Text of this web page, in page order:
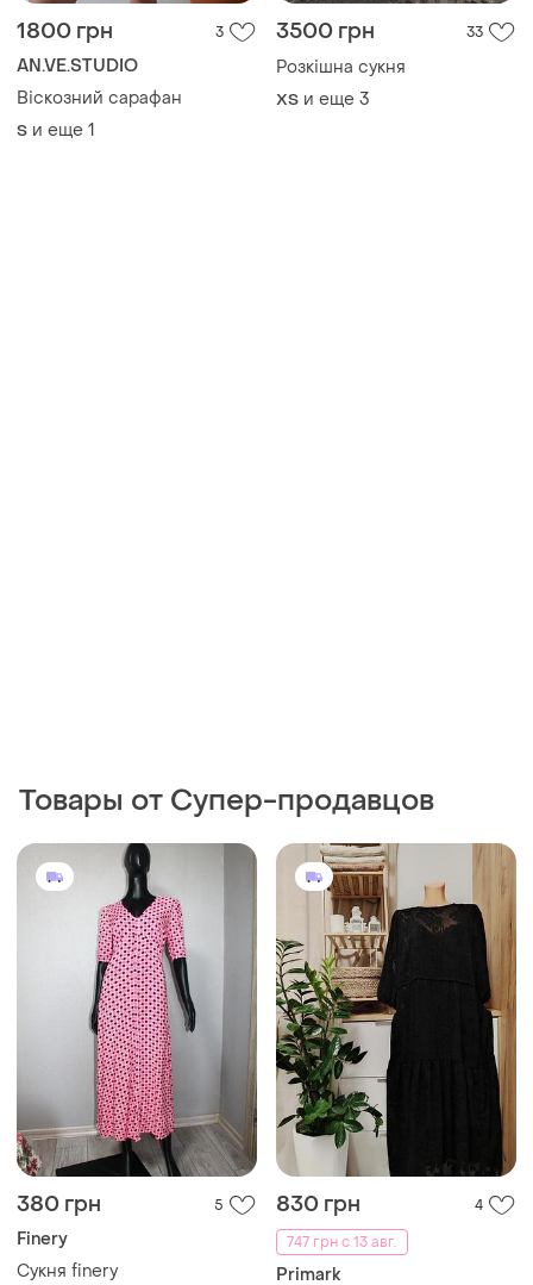
380 грн
Finery
Сукня finery
XXL
830 грн
747 грн с 13 авг.
Primark
Роскошное шифоновое
L